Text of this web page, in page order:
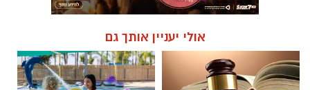
אולי יעניין אותך גם